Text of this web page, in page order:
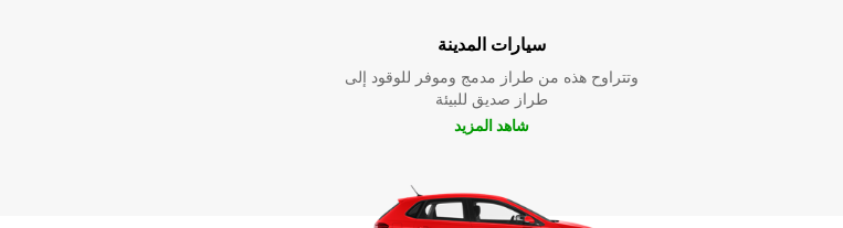
سيارات المدينة
وتتراوح هذه من طراز مدمج وموفر للوقود إلى
طراز صديق للبيئة
شاهد المزيد